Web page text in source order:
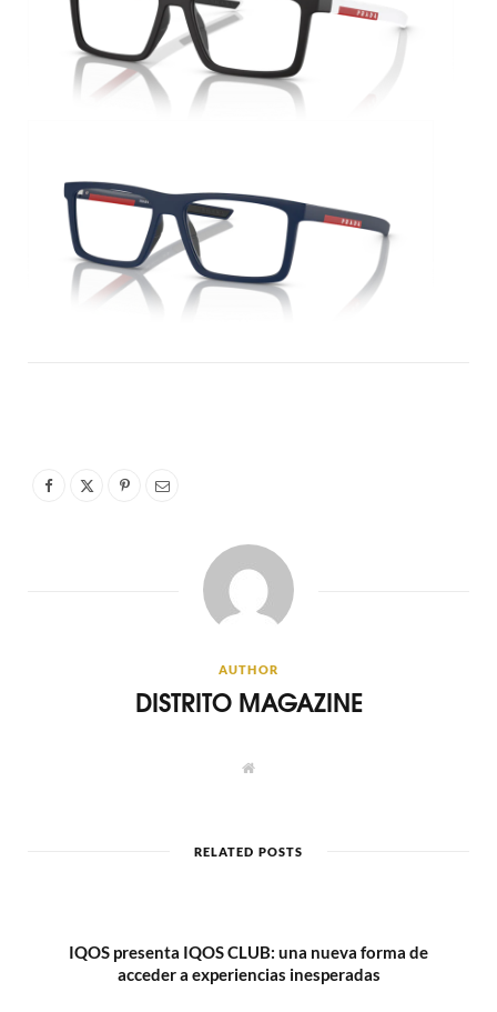
AUTHOR
DISTRITO MAGAZINE
W
e
RELATED POSTS
IQOS presenta IQOS CLUB: una nueva forma de
acceder a experiencias inesperadas